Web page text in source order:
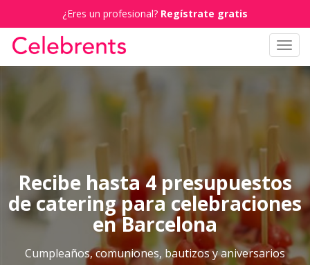
¿Eres un profesional? Regístrate gratis
Recibe hasta 4 presupuestos
de catering para celebraciones
en Barcelona
Cumpleaños, comuniones, bautizos y aniversarios